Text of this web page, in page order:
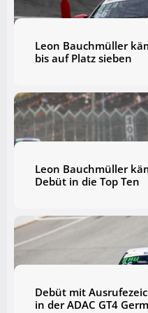
Leon Bauchmüller
bis auf Platz sieben
Leon Bauchmüller
Debüt in die Top Ten
Debüt mit
in der ADAC GT4